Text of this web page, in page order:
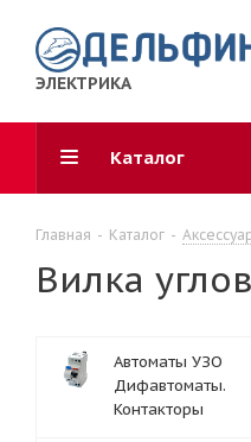
ЭЛЕКТРИКА
Каталог
Главная - Каталог -
Вилка
Автоматы УЗО
Дифавтоматы.
Контакторы